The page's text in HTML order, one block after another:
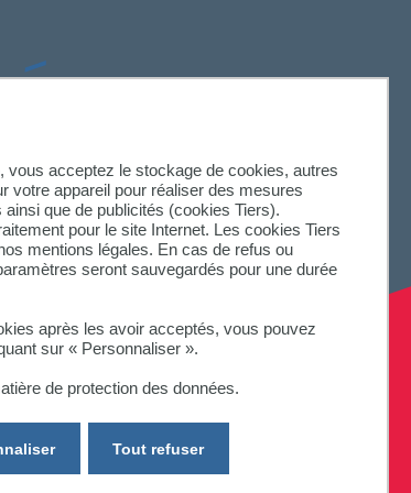
vous acceptez le stockage de cookies, autres
votre appareil pour réaliser des mesures
que de publicités (cookies Tiers).
pour le site Internet. Les cookies Tiers
mentions légales. En cas de refus ou
seront sauvegardés pour une durée
après les avoir acceptés, vous pouvez
sur « Personnaliser ».
de protection des données.
Tout refuser